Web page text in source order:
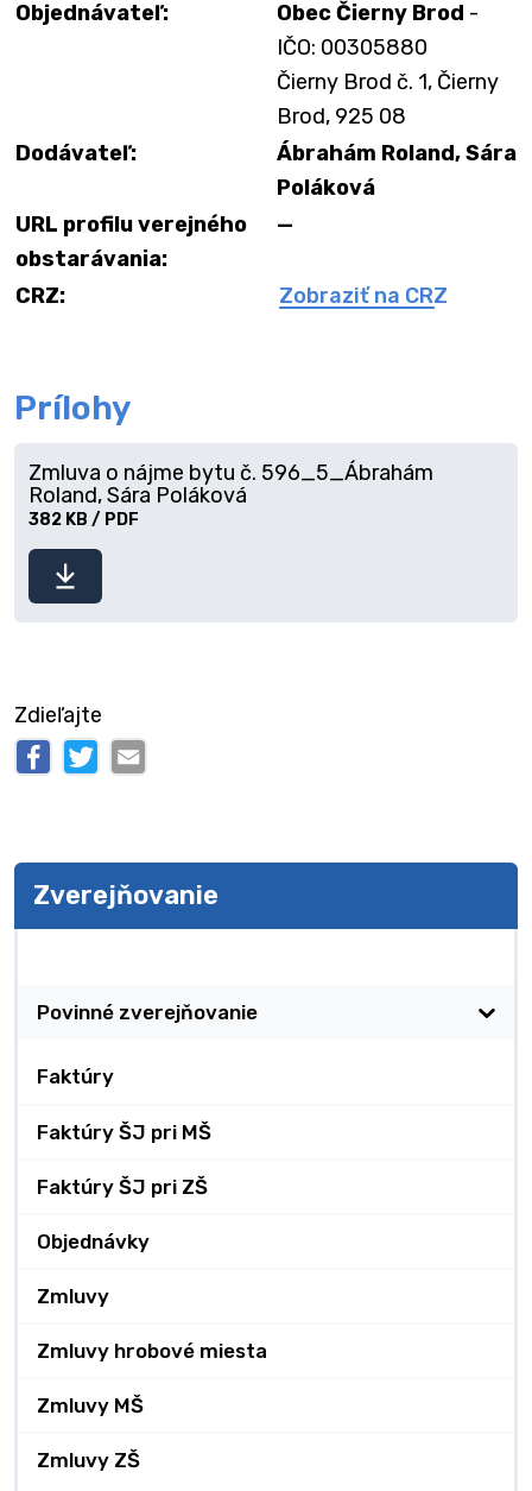
Objednávateľ:
Obec Čierny Brod -
IČO: 00305880
Čierny Brod č. 1, Čierny
Brod, 925 08
Dodávateľ:
Ábrahám Roland, Sára
Poláková
URL profilu verejného
obstarávania:
—
CRZ: Zobraziť na CRZ
Prílohy
súbor
Zmluva o nájme bytu č. 596_5_Ábrahám
Roland, Sára Poláková
382 KB / PDF
Zdieľajte
Zverejňovanie
Povinné zverejňovanie
Faktúry
Faktúry ŠJ pri MŠ
Faktúry ŠJ pri ZŠ
Objednávky
Zmluvy
Zmluvy hrobové miesta
Zmluvy MŠ
Zmluvy ZŠ